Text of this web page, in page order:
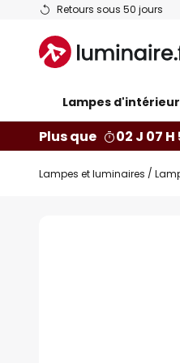
Retours sous 50 jours
Allez
contenu
Lampes d'intérieur
Plus que 02 J 07 H
Lampes et luminaires